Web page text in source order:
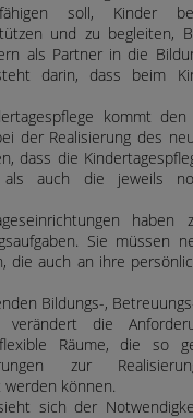
soll, Kinder
und zu begleiten,
als Partner in die
darin, dass beim
kommt
der Realisierung des
dass die
als auch die jeweils
haben
Sie müssen
die auch an ihre
Bildungs-,
verändert die
Räume, die so
zur
können.
sich der